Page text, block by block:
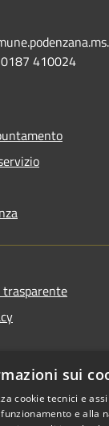
0187 410024
sui
cookie tecnici e
e alla